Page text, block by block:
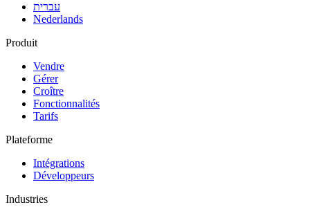
עברית
Nederlands
Produit
Vendre
Gérer
Croître
Fonctionnalités
Tarifs
Plateforme
Intégrations
Développeurs
Industries